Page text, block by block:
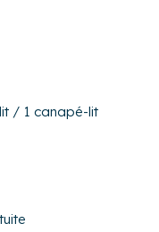
/ 1 canapé-lit